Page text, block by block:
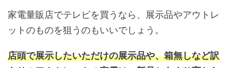
家電量販店でテレビを買うなら、展示品やアウトレ
ットのものを狙うのもいいでしょう。
店頭で展示したいただけの展示品や、箱無しなど訳